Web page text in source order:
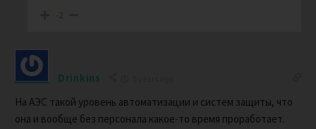
-2
Drinkins
На АЭС такой уровень автоматизации и систем защиты, что
она и вообще без персонала какое-то время проработает.